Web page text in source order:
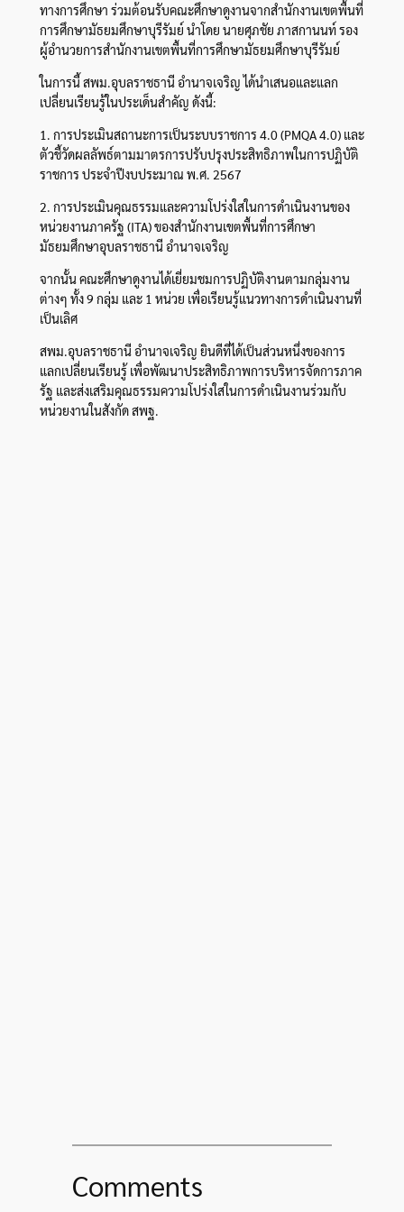
ทางการศึกษา ร่วมต้อนรับคณะศึกษาดูงานจากสำนักงานเขตพื้นที่
การศึกษามัธยมศึกษาบุรีรัมย์ นำโดย นายศุภชัย ภาสกานนท์ รอง
ผู้อำนวยการสำนักงานเขตพื้นที่การศึกษามัธยมศึกษาบุรีรัมย์
ในการนี้ สพม.อุบลราชธานี อำนาจเจริญ ได้นำเสนอและแลก
เปลี่ยนเรียนรู้ในประเด็นสำคัญ ดังนี้:
1. การประเมินสถานะการเป็นระบบราชการ 4.0 (PMQA 4.0) และ
ตัวชี้วัดผลลัพธ์ตามมาตรการปรับปรุงประสิทธิภาพในการปฏิบัติ
ราชการ ประจำปีงบประมาณ พ.ศ. 2567
2. การประเมินคุณธรรมและความโปร่งใสในการดำเนินงานของ
หน่วยงานภาครัฐ (ITA) ของสำนักงานเขตพื้นที่การศึกษา
มัธยมศึกษาอุบลราชธานี อำนาจเจริญ
จากนั้น คณะศึกษาดูงานได้เยี่ยมชมการปฏิบัติงานตามกลุ่มงาน
ต่างๆ ทั้ง 9 กลุ่ม และ 1 หน่วย เพื่อเรียนรู้แนวทางการดำเนินงานที่
เป็นเลิศ
สพม.อุบลราชธานี อำนาจเจริญ ยินดีที่ได้เป็นส่วนหนึ่งของการ
แลกเปลี่ยนเรียนรู้ เพื่อพัฒนาประสิทธิภาพการบริหารจัดการภาค
รัฐ และส่งเสริมคุณธรรมความโปร่งใสในการดำเนินงานร่วมกับ
หน่วยงานในสังกัด สพฐ.
Comments